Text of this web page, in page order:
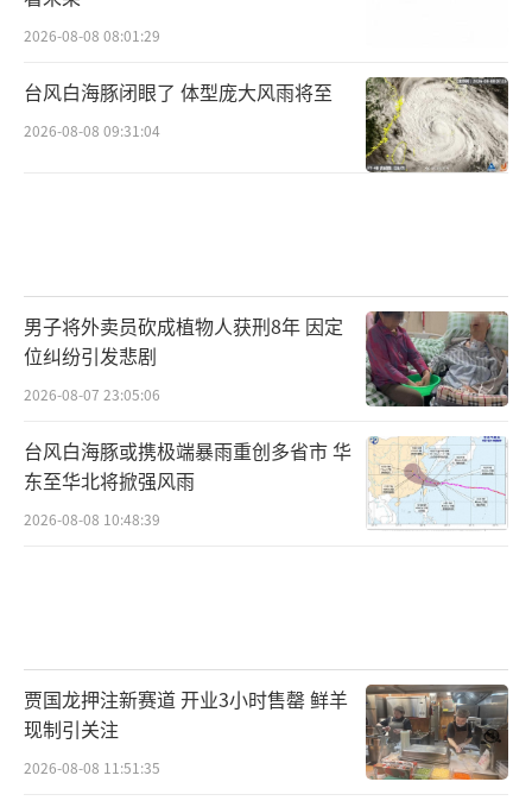
2026-08-08 08:01:29
台风白海豚闭眼了 体型庞大风雨将至
2026-08-08 09:31:04
男子将外卖员砍成植物人获刑8年 因定
位纠纷引发悲剧
2026-08-07 23:05:06
台风白海豚或携极端暴雨重创多省市 华
东至华北将掀强风雨
2026-08-08 10:48:39
贾国龙押注新赛道 开业3小时售罄 鲜羊
现制引关注
2026-08-08 11:51:35